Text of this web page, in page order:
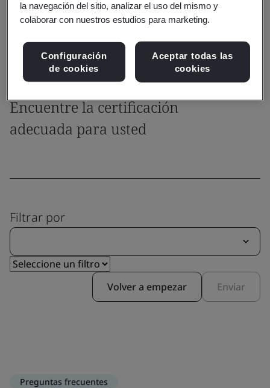
reconocidos, lo que le otorga una ventaja competitiva
en el mercado.
Certificación del sistema
Encuentre la certificación
adecuada para usted
Filtrar por
Volver a empezar Enviar
Preguntas frecuentes
la navegación del sitio, analizar el uso del mismo y
colaborar con nuestros estudios para marketing.
Configuración
de cookies
Aceptar todas las
cookies